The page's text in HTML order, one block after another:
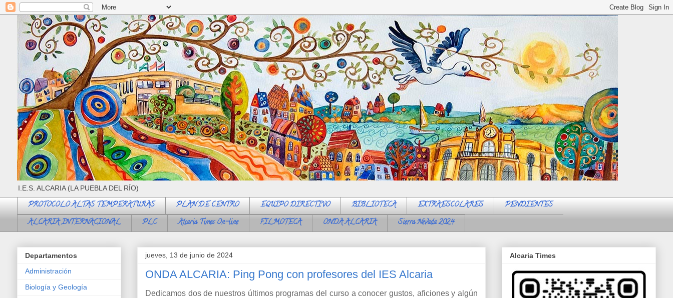
I.E.S. ALCARIA (LA PUEBLA DEL RÍO)
PROTOCOLO ALTAS TEMPERATURAS PLAN DE CENTRO EQUIPO DIRECTIVO BIBLIOTECA EXTRAESCOLARES
PENDIENTES
ALCARIA INTERNACIONAL
PLC Alcaria Times On-line FILMOTECA ONDA ALCARIA Sierra Nevada 2024
jueves, 13 de junio de 2024
ONDA ALCARIA: Ping Pong con profesores del IES Alcaria
Dedicamos dos de nuestros últimos programas del curso a conocer gustos, aficiones y algún
Departamentos
Administración
Biología y Geología
Alcaria Times